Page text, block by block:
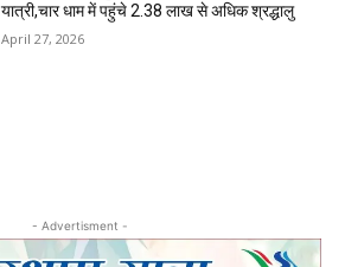
यात्री,चार धाम में पहुंचे 2.38 लाख से अधिक श्रद्धालु
April 27, 2026
- Advertisment -